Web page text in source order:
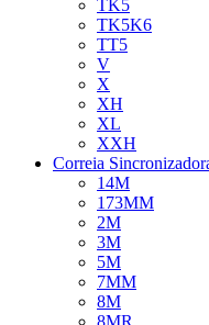
TK5
TK5K6
TT5
V
X
XH
XL
XXH
Correia
14M
173MM
2M
3M
5M
7MM
8M
8MR